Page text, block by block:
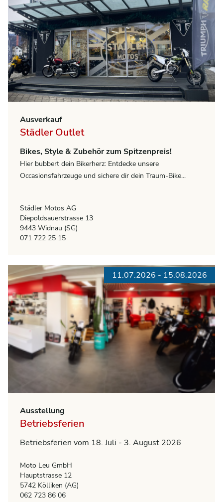
Ausverkauf
Städler Outlet
Bikes, Style & Zubehör zum Spitzenpreis!
Hier bubbert dein Bikerherz: Entdecke unsere
Occasionsfahrzeuge und sichere dir dein Traum-Bike...
Städler Motos AG
Diepoldsauerstrasse 13
9443 Widnau (SG)
071 722 25 15
11.07.2026 - 15.08.2026
Ausstellung
Betriebsferien
Betriebsferien vom 18. Juli - 3. August 2026
Moto Leu GmbH
Hauptstrasse 12
5742 Kölliken (AG)
062 723 86 06